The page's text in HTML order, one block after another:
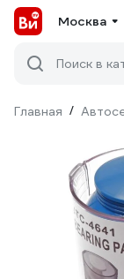
Москва
Поиск в
Главная /